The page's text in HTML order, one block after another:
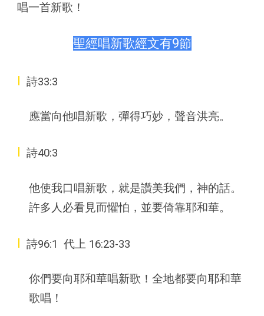
唱一首新歌！
聖經唱新歌經文有9節
I詩33:3
應當向他唱新歌，彈得巧妙，聲音洪亮。
I詩40:3
他使我口唱新歌，就是讚美我們，神的話。
許多人必看見而懼怕，並要倚靠耶和華。
I詩96:1 代上 16:23-33
你們要向耶和華唱新歌！全地都要向耶和華
歌唱！